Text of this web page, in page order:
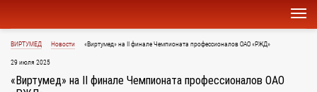
ВИРТУМЕД Новости
«Виртумед» на II финале Чемпионата профессионалов ОАО «РЖД»
29 июля 2025
«Виртумед» на II финале Чемпионата профессионалов ОАО